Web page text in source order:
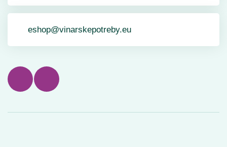
eshop@vinarskepotreby.eu